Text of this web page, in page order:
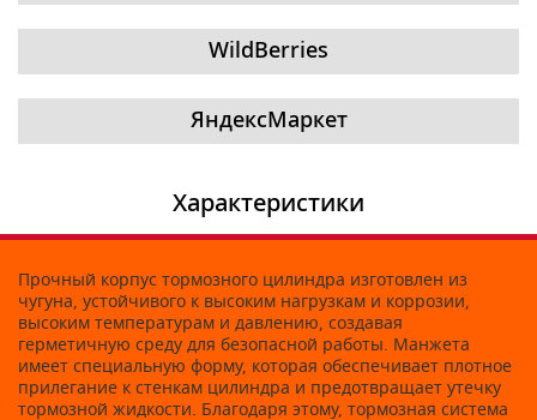
WildBerries
ЯндексМаркет
Характеристики
Прочный корпус тормозного цилиндра изготовлен из
чугуна, устойчивого к высоким нагрузкам и коррозии,
высоким температурам и давлению, создавая
герметичную среду для безопасной работы. Манжета
имеет специальную форму, которая обеспечивает плотное
прилегание к стенкам цилиндра и предотвращает утечку
тормозной жидкости. Благодаря этому, тормозная система